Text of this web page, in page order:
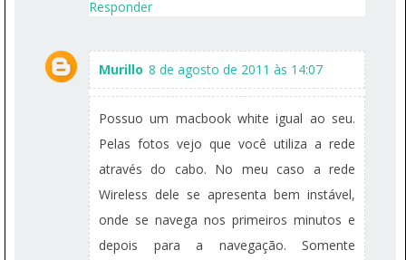
Responder
Murillo 8 de agosto de 2011 às 14:07
Possuo um macbook white igual ao seu.
Pelas fotos vejo que você utiliza a rede
através do cabo. No meu caso a rede
Wireless dele se apresenta bem instável,
onde se navega nos primeiros minutos e
depois para a navegação. Somente